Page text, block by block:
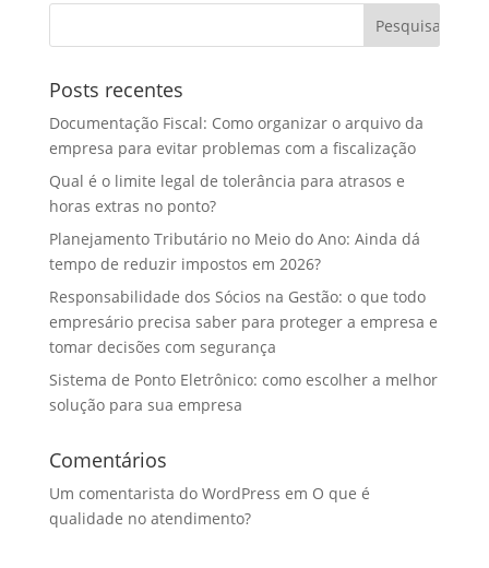
Posts recentes
Documentação Fiscal: Como organizar o arquivo da
empresa para evitar problemas com a fiscalização
Qual é o limite legal de tolerância para atrasos e
horas extras no ponto?
Planejamento Tributário no Meio do Ano: Ainda dá
tempo de reduzir impostos em 2026?
Responsabilidade dos Sócios na Gestão: o que todo
empresário precisa saber para proteger a empresa e
tomar decisões com segurança
Sistema de Ponto Eletrônico: como escolher a melhor
solução para sua empresa
Comentários
Um comentarista do WordPress em O que é
qualidade no atendimento?